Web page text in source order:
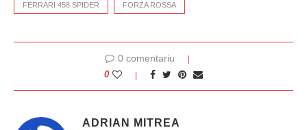
FERRARI 458 SPIDER FORZA ROSSA
0 comentariu
0
ADRIAN MITREA